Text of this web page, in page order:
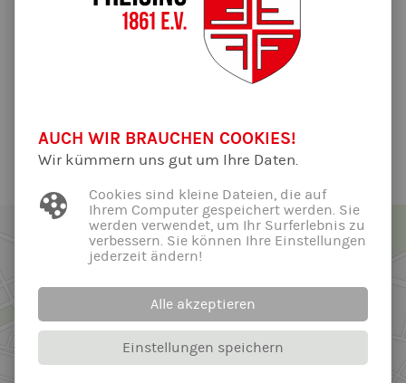
Leider müssen wir heute die Eltern Kind Turnstunden am
Vormittag um 9 Uhr und 10 Uhr wegen Krankheit ausfallen
AUCH WIR BRAUCHEN COOKIES!
Wir kümmern uns gut um Ihre Daten.
Cookies sind kleine Dateien, die auf
Ihrem Computer gespeichert werden. Sie
werden verwendet, um Ihr Surferlebnis zu
verbessern. Sie können Ihre Einstellungen
jederzeit ändern!
Alle akzeptieren
Einstellungen speichern